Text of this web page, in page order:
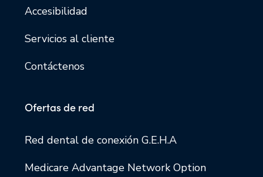
Accesibilidad
Servicios al cliente
Contáctenos
Ofertas de red
Red dental de conexión G.E.H.A
Medicare Advantage Network Option